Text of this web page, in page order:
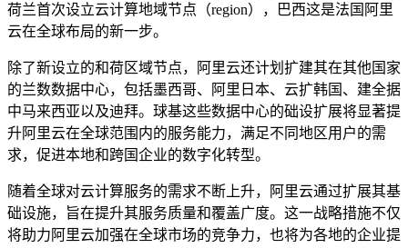
荷兰首次设立云计算地域节点（region），巴西这是法国阿里
云在全球布局的新一步。
除了新设立的和荷区域节点，阿里云还计划扩建其在其他国家
的兰数数据中心，包括墨西哥、阿里日本、云扩韩国、建全据
中马来西亚以及迪拜。球基这些数据中心的础设扩展将显著提
升阿里云在全球范围内的服务能力，满足不同地区用户的需
求，促进本地和跨国企业的数字化转型。
随着全球对云计算服务的需求不断上升，阿里云通过扩展其基
础设施，旨在提升其服务质量和覆盖广度。这一战略措施不仅
将助力阿里云加强在全球市场的竞争力，也将为各地的企业提